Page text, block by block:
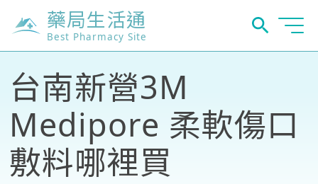
藥局生活通
Best Pharmacy Site
台南新營3M
Medipore 柔軟傷口
敷料哪裡買